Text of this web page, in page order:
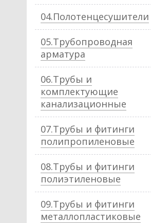
04.Полотенцесушители
05.Трубопроводная
арматура
06.Трубы и
комплектующие
канализационные
07.Трубы и фитинги
полипропиленовые
08.Трубы и фитинги
полиэтиленовые
09.Трубы и фитинги
металлопластиковые